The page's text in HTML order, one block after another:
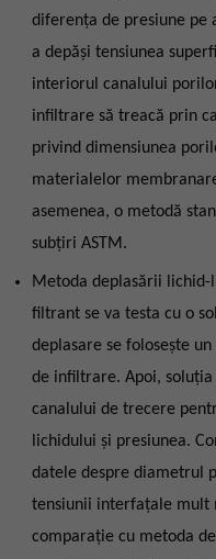
diferența de presiune
a depăși tensiunea
interiorul canalului
infiltrare să treacă prin
privind dimensiunea
materialelor
asemenea, o metodă
subțiri ASTM.
Metoda deplasării
filtrant se va testa cu o
deplasare se folosește
de infiltrare. Apoi,
canalului de trecere
lichidului și presiunea.
datele despre diametrul
tensiunii interfațale mult
comparație cu metoda